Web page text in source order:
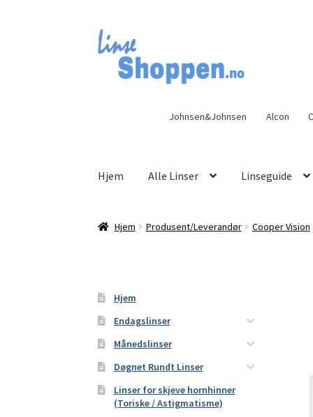
Hopp
til
navigasjon
Hopp
til
innhold
Johnsen&Johnsen Alcon
Hjem Alle Linser Linseguide
Hjem Produsent/Leverandør Cooper Vision
Hjem
Endagslinser
Månedslinser
Døgnet Rundt Linser
Linser for skjeve hornhinner
(Toriske / Astigmatisme)